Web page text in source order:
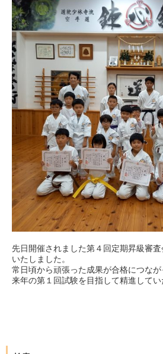
先日開催されました第４回定期昇級審
いたしました。
常日頃から頑張った成果が合格につなが
来年の第１回試験を目指して精進してい